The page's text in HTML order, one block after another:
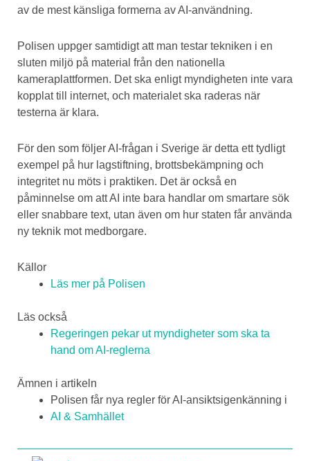
av de mest känsliga formerna av AI-användning.
Polisen uppger samtidigt att man testar tekniken i en
sluten miljö på material från den nationella
kameraplattformen. Det ska enligt myndigheten inte vara
kopplat till internet, och materialet ska raderas när
testerna är klara.
För den som följer AI-frågan i Sverige är detta ett tydligt
exempel på hur lagstiftning, brottsbekämpning och
integritet nu möts i praktiken. Det är också en
påminnelse om att AI inte bara handlar om smartare sök
eller snabbare text, utan även om hur staten får använda
ny teknik mot medborgare.
Källor
Läs mer på Polisen
Läs också
Regeringen pekar ut myndigheter som ska ta
hand om AI-reglerna
Ämnen i artikeln
Polisen får nya regler för AI-ansiktsigenkänning i
AI & Samhället